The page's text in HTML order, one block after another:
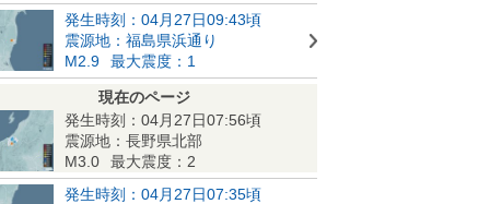
発生時刻：04月27日09:43頃
震源地：福島県浜通り
M2.9
最大震度：1
現在のページ
発生時刻：04月27日07:56頃
震源地：長野県北部
M3.0
最大震度：2
発生時刻：04月27日07:35頃